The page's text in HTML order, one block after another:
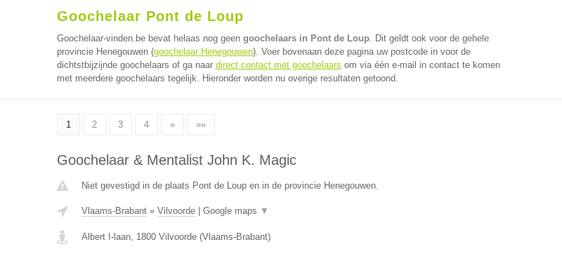
Goochelaar Pont de Loup
Goochelaar-vinden.be bevat helaas nog geen goochelaars in Pont de Loup. Dit geldt ook voor de gehele
provincie Henegouwen (goochelaar Henegouwen). Voer bovenaan deze pagina uw postcode in voor de
dichtstbijzijnde goochelaars of ga naar direct contact met goochelaars om via één e-mail in contact te komen
met meerdere goochelaars tegelijk. Hieronder worden nu overige resultaten getoond.
1 2 3 4 » »»
Goochelaar & Mentalist John K. Magic
Niet gevestigd in de plaats Pont de Loup en in de provincie Henegouwen.
Vlaams-Brabant» Vilvoorde| Google maps ▼
Albert I-laan, 1800 Vilvoorde(Vlaams-Brabant)